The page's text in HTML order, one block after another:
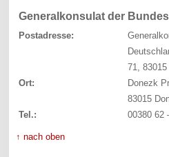
Generalkonsulat der
Postadresse:
71,
Ort:
Donezk
83015
Tel.:
00380 62
↑ nach oben